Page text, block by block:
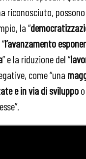
riconosciuto, possono
la “
l’avanzamento
” e la riduzione del “
come “una
e in via di sviluppo